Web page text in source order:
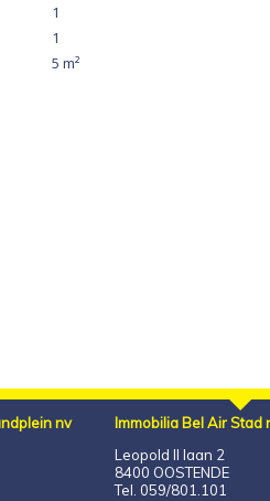
1
1
5 m²
nv
Immobilia Bel Air Stad
Leopold II laan 2
8400 OOSTENDE
Tel. 059/801.101